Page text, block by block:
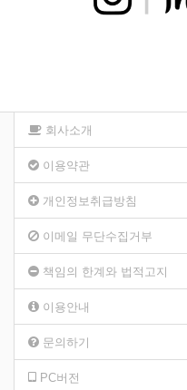
회사소개
이용약관
개인정보취급방침
이메일 무단수집거부
책임의 한계와 법적고지
이용안내
문의하기
PC버전